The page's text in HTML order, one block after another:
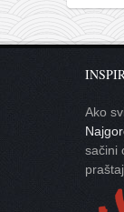
Ako
sačini